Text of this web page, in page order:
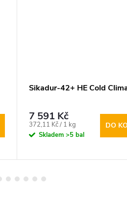
Sikadur-42+ HE Cold
7 591 Kč
Měrná
cena:
372,11 Kč / 1 kg
Skladem >5 bal
DO